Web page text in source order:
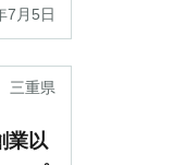
7月5日
三重県
業以